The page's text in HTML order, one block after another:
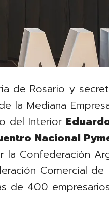
de Rosario y
la Mediana
del Interior
Nacional
la Confederación
Comercial de
de 400